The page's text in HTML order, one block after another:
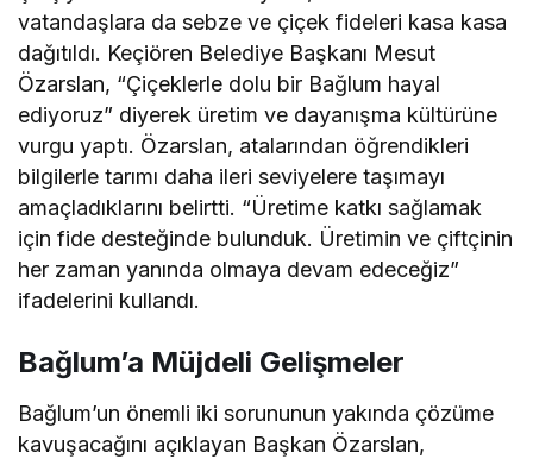
vatandaşlara da sebze ve çiçek fideleri kasa kasa
dağıtıldı. Keçiören Belediye Başkanı Mesut
Özarslan, “Çiçeklerle dolu bir Bağlum hayal
ediyoruz” diyerek üretim ve dayanışma kültürüne
vurgu yaptı. Özarslan, atalarından öğrendikleri
bilgilerle tarımı daha ileri seviyelere taşımayı
amaçladıklarını belirtti. “Üretime katkı sağlamak
için fide desteğinde bulunduk. Üretimin ve çiftçinin
her zaman yanında olmaya devam edeceğiz”
ifadelerini kullandı.
Bağlum’a Müjdeli Gelişmeler
Bağlum’un önemli iki sorununun yakında çözüme
kavuşacağını açıklayan Başkan Özarslan,